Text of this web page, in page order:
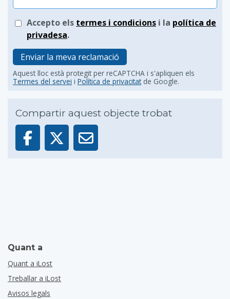
Accepto els termes i condicions i la política de
privadesa.
Enviar la meva reclamació
Aquest lloc està protegit per reCAPTCHA i s'apliquen els
Termes del servei i Política de privacitatde Google.
Compartir aquest objecte trobat
Quant a
Quant a iLost
Treballar a iLost
Avisos legals